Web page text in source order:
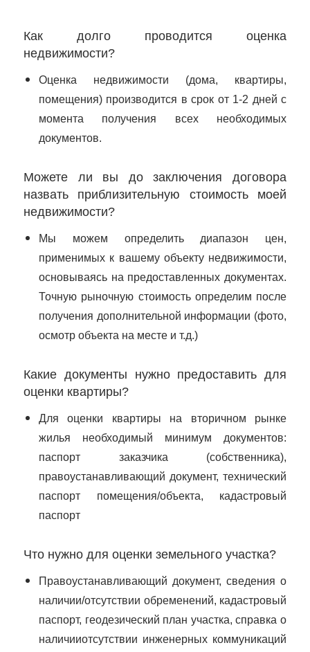
Как долго проводится оценка
недвижимости?
Оценка недвижимости (дома, квартиры,
помещения) производится в срок от 1-2 дней с
момента получения всех необходимых
документов.
Можете ли вы до заключения договора
назвать приблизительную стоимость моей
недвижимости?
Мы можем определить диапазон цен,
применимых к вашему объекту недвижимости,
основываясь на предоставленных документах.
Точную рыночную стоимость определим после
получения дополнительной информации (фото,
осмотр объекта на месте и т.д.)
Какие документы нужно предоставить для
оценки квартиры?
Для оценки квартиры на вторичном рынке
жилья необходимый минимум документов:
паспорт заказчика (собственника),
правоустанавливающий документ, технический
паспорт помещения/объекта, кадастровый
паспорт
Что нужно для оценки земельного участка?
Правоустанавливающий документ, сведения о
наличии/отсутствии обременений, кадастровый
паспорт, геодезический план участка, справка о
наличииотсутствии инженерных коммуникаций